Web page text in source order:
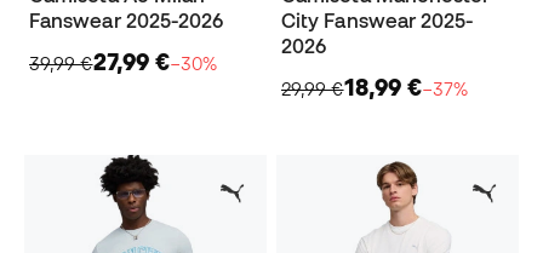
Fanswear 2025-2026
39,99 €27,99 €−30%
City Fanswear 2025-
2026
29,99 €18,99 €−37%